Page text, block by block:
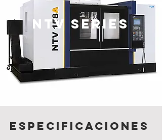
NTV SERIES
Especificaciones